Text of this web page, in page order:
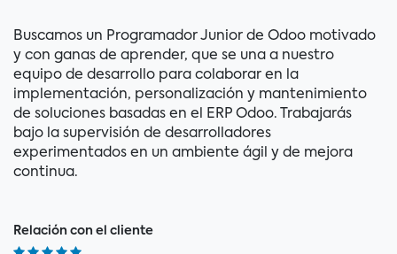
Buscamos un Programador Junior de Odoo motivado
y con ganas de aprender, que se una a nuestro
equipo de desarrollo para colaborar en la
implementación, personalización y mantenimiento
de soluciones basadas en el ERP Odoo. Trabajarás
bajo la supervisión de desarrolladores
experimentados en un ambiente ágil y de mejora
continua.
Relación con el cliente